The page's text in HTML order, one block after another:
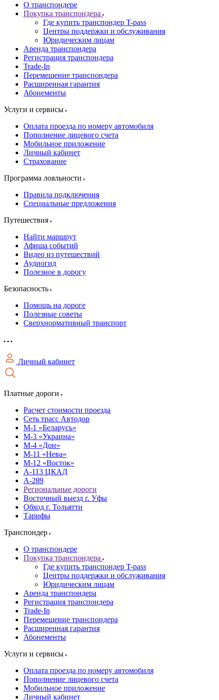
О транспондере
Покупка транспондера
Где купить транспондер T-pass
Центры поддержки и обслуживания
Юридическим лицам
Аренда транспондера
Регистрация транспондера
Trade-In
Перемещение транспондера
Расширенная гарантия
Абонементы
Услуги и сервисы
Оплата проезда по номеру автомобиля
Пополнение лицевого счета
Мобильное приложение
Личный кабинет
Страхование
Программа лояльности
Правила подключения
Специальные предложения
Путешествия
Найти маршрут
Афиша событий
Видео из путешествий
Аудиогид
Полезное в дорогу
Безопасность
Помощь на дороге
Полезные советы
Сверхнормативный транспорт
Личный кабинет
Платные дороги
Расчет стоимости проезда
Сеть трасс Автодор
М-1 «Беларусь»
М-3 «Украина»
М-4 «Дон»
М-11 «Нева»
М-12 «Восток»
А-113 ЦКАД
А-289
Региональные дороги
Восточный выезд г. Уфы
Обход г. Тольятти
Тарифы
Транспондер
О транспондере
Покупка транспондера
Где купить транспондер T-pass
Центры поддержки и обслуживания
Юридическим лицам
Аренда транспондера
Регистрация транспондера
Trade-In
Перемещение транспондера
Расширенная гарантия
Абонементы
Услуги и сервисы
Оплата проезда по номеру автомобиля
Пополнение лицевого счета
Мобильное приложение
Личный кабинет